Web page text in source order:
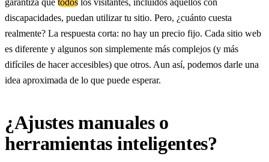
discapacidades, puedan utilizar tu sitio. Pero, ¿cuánto cuesta
realmente? La respuesta corta: no hay un precio fijo. Cada sitio web
es diferente y algunos son simplemente más complejos (y más
difíciles de hacer accesibles) que otros. Aun así, podemos darle una
idea aproximada de lo que puede esperar.
¿Ajustes manuales o
herramientas inteligentes?